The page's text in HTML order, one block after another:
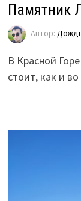
Памятник
Автор:
В Красной
стоит, как и